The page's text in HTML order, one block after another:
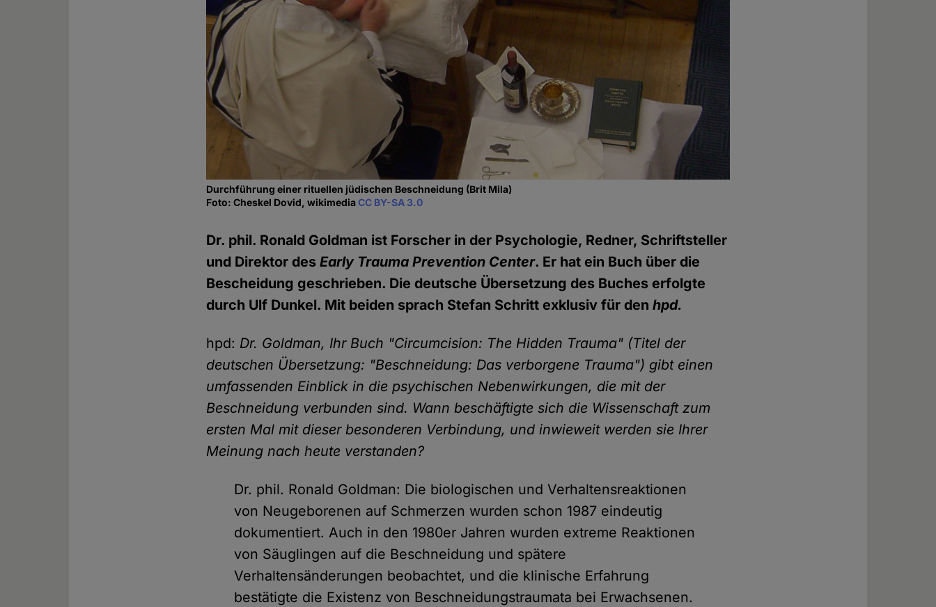
Durchführung einer rituellen jüdischen Beschneidung (Brit Mila)
Foto: Cheskel Dovid, wikimediaCC BY-SA 3.0
Dr. phil. Ronald Goldman ist Forscher in der Psychologie, Redner, Schriftsteller
und Direktor desEarly Trauma Prevention Center. Er hat ein Buch über die
Bescheidung geschrieben. Die deutsche Übersetzung des Buches erfolgte
durch Ulf Dunkel. Mit beiden sprach Stefan Schritt exklusiv für denhpd.
hpd: Dr. Goldman, Ihr Buch "Circumcision: The Hidden Trauma" (Titel der
deutschen Übersetzung: "Beschneidung: Das verborgene Trauma") gibt einen
umfassenden Einblick in die psychischen Nebenwirkungen, die mit der
Beschneidung verbunden sind. Wann beschäftigte sich die Wissenschaft zum
ersten Mal mit dieser besonderen Verbindung, und inwieweit werden sie Ihrer
Meinung nach heute verstanden?
Dr. phil. Ronald Goldman: Die biologischen und Verhaltensreaktionen
von Neugeborenen auf Schmerzen wurden schon 1987 eindeutig
dokumentiert. Auch in den 1980er Jahren wurden extreme Reaktionen
von Säuglingen auf die Beschneidung und spätere
Verhaltensänderungen beobachtet, und die klinische Erfahrung
bestätigte die Existenz von Beschneidungstraumata bei Erwachsenen.